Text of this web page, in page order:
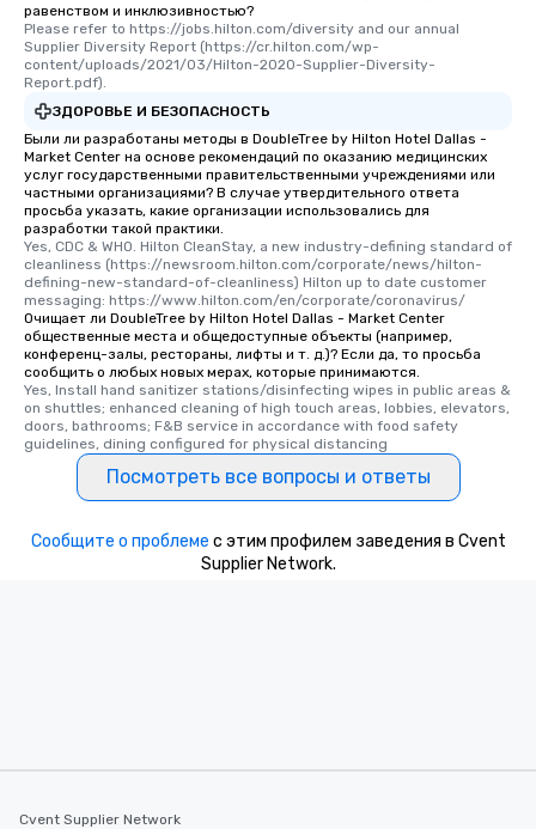
равенством и инклюзивностью?
Please refer to https://jobs.hilton.com/diversity and our annual
Supplier Diversity Report (https://cr.hilton.com/wp-
content/uploads/2021/03/Hilton-2020-Supplier-Diversity-
Report.pdf).
ЗДОРОВЬЕ И БЕЗОПАСНОСТЬ
Были ли разработаны методы в DoubleTree by Hilton Hotel Dallas -
Market Center на основе рекомендаций по оказанию медицинских
услуг государственными правительственными учреждениями или
частными организациями? В случае утвердительного ответа
просьба указать, какие организации использовались для
разработки такой практики.
Yes, CDC & WHO. Hilton CleanStay, a new industry-defining standard of
cleanliness (https://newsroom.hilton.com/corporate/news/hilton-
defining-new-standard-of-cleanliness) Hilton up to date customer
messaging: https://www.hilton.com/en/corporate/coronavirus/
Очищает ли DoubleTree by Hilton Hotel Dallas - Market Center
общественные места и общедоступные объекты (например,
конференц-залы, рестораны, лифты и т. д.)? Если да, то просьба
сообщить о любых новых мерах, которые принимаются.
Yes, Install hand sanitizer stations/disinfecting wipes in public areas &
on shuttles; enhanced cleaning of high touch areas, lobbies, elevators,
doors, bathrooms; F&B service in accordance with food safety
guidelines, dining configured for physical distancing
Посмотреть все вопросы и ответы
Сообщите о проблеме с этим профилем заведения в Cvent
Supplier Network.
Cvent Supplier Network